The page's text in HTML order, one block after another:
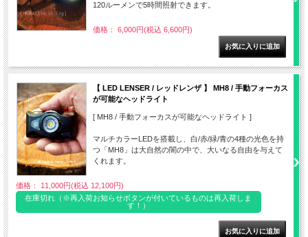
120ルーメンで5時間照射できます。
価格： 6,000円(税込 6,600円)
【 LED LENSER / レッドレンザ 】 MH8 / 手動フォーカス
が可能なヘッドライト
[ MH8 / 手動フォーカスが可能なヘッドライト ]
マルチカラーLEDを搭載し、白/赤/緑/青の4種の光色を持
つ「MH8」は大自然の闇の中で、大いなる自由を与えて
くれます。
価格： 11,000円(税込 12,100円)
在庫切れ（※再入荷お知らせボタンが付いているものは再入荷しま
す！）